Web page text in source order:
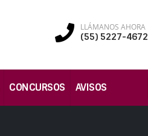
LLÁMANOS AHORA
(55) 5227-4672
CONCURSOS AVISOS